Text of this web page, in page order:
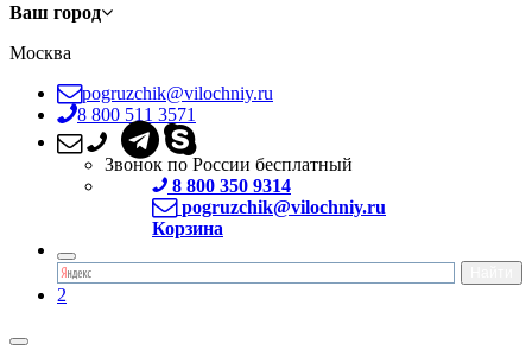
Ваш город
Москва
pogruzchik@vilochniy.ru
8 800 511 3571
Звонок по России бесплатный
8 800 350 9314
pogruzchik@vilochniy.ru
Корзина
2